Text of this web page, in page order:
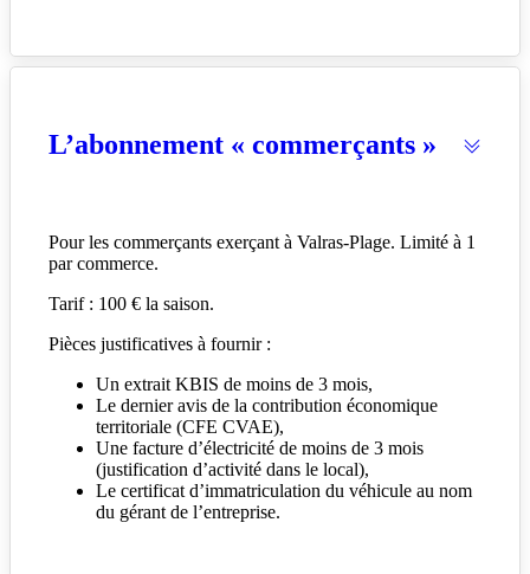
L’abonnement « commerçants »
Pour les commerçants exerçant à Valras-Plage. Limité à 1
par commerce.
Tarif : 100 € la saison.
Pièces justificatives à fournir :
Un extrait KBIS de moins de 3 mois,
Le dernier avis de la contribution économique
territoriale (CFE CVAE),
Une facture d’électricité de moins de 3 mois
(justification d’activité dans le local),
Le certificat d’immatriculation du véhicule au nom
du gérant de l’entreprise.